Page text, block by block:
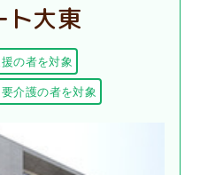
ト大東
の者を対象
要介護の者を対象